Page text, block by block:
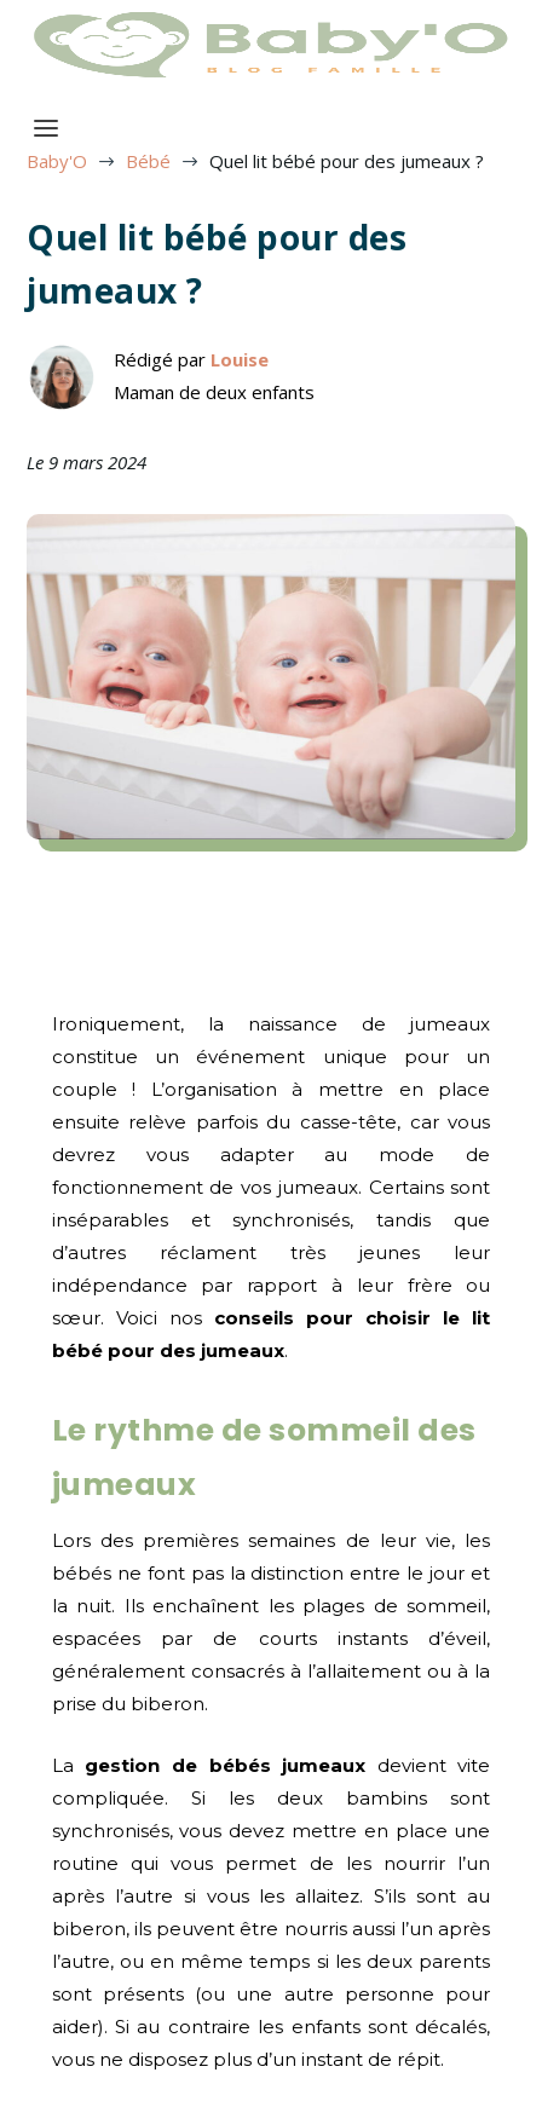
Baby'O $ Bébé $ Quel lit bébé pour des jumeaux ?
Quel lit bébé pour des
jumeaux ?
Rédigé par Louise
Maman de deux enfants
Le 9 mars 2024
Ironiquement, la naissance de jumeaux
constitue un événement unique pour un
couple ! L’organisation à mettre en place
ensuite relève parfois du casse-tête, car vous
devrez vous adapter au mode de
fonctionnement de vos jumeaux. Certains sont
inséparables et synchronisés, tandis que
d’autres réclament très jeunes leur
indépendance par rapport à leur frère ou
sœur. Voici nos conseils pour choisir le lit
bébé pour des jumeaux.
Le rythme de sommeil des
jumeaux
Lors des premières semaines de leur vie, les
bébés ne font pas la distinction entre le jour et
la nuit. Ils enchaînent les plages de sommeil,
espacées par de courts instants d’éveil,
généralement consacrés à l’allaitement ou à la
prise du biberon.
La gestion de bébés jumeaux devient vite
compliquée. Si les deux bambins sont
synchronisés, vous devez mettre en place une
routine qui vous permet de les nourrir l’un
après l’autre si vous les allaitez. S’ils sont au
biberon, ils peuvent être nourris aussi l’un après
l’autre, ou en même temps si les deux parents
sont présents (ou une autre personne pour
aider). Si au contraire les enfants sont décalés,
vous ne disposez plus d’un instant de répit.